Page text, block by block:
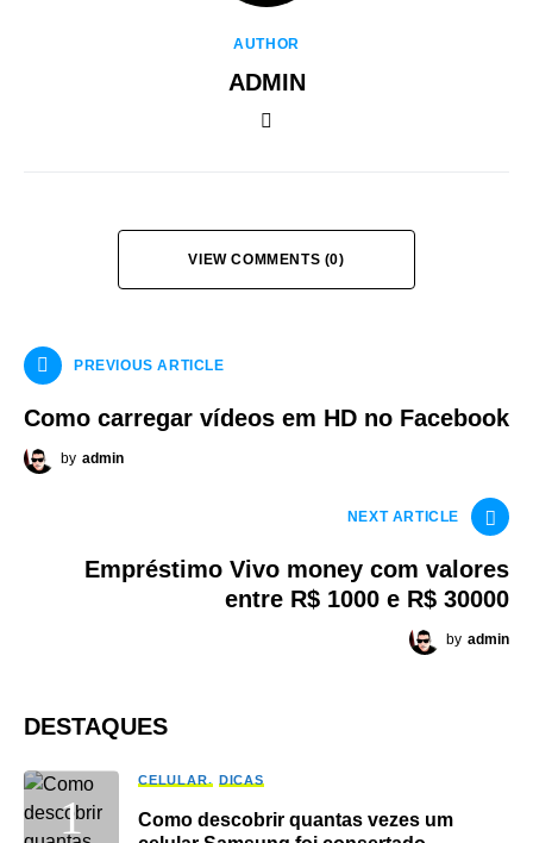
AUTHOR
ADMIN
VIEW COMMENTS (0)
PREVIOUS ARTICLE
Como carregar vídeos em HD no Facebook
by admin
NEXT ARTICLE
Empréstimo Vivo money com valores
entre R$ 1000 e R$ 30000
by admin
DESTAQUES
CELULAR DICAS
Como descobrir quantas vezes um